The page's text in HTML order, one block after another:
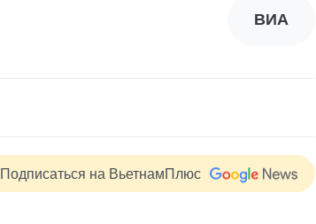
ВИА
Подписаться на ВьетнамПлюс